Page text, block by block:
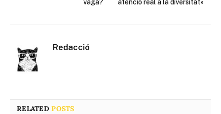
vaga?
atenció real a la diversitat»
Redacció
RELATEDPOSTS